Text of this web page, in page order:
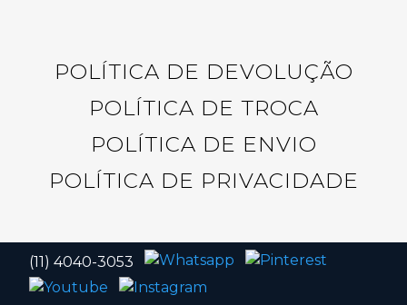
POLÍTICA DE DEVOLUÇÃO
POLÍTICA DE TROCA
POLÍTICA DE ENVIO
POLÍTICA DE PRIVACIDADE
(11) 4040-3053